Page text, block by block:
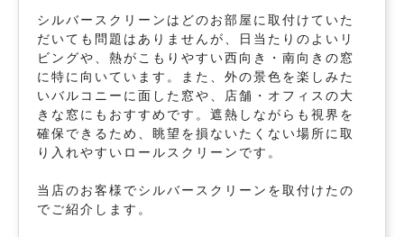
シルバースクリーンはどのお部屋に取付けていた
だいても問題はありませんが、日当たりのよいリ
ビングや、熱がこもりやすい西向き・南向きの窓
に特に向いています。また、外の景色を楽しみた
いバルコニーに面した窓や、店舗・オフィスの大
きな窓にもおすすめです。遮熱しながらも視界を
確保できるため、眺望を損ないたくない場所に取
り入れやすいロールスクリーンです。
当店のお客様でシルバースクリーンを取付けたの
でご紹介します。